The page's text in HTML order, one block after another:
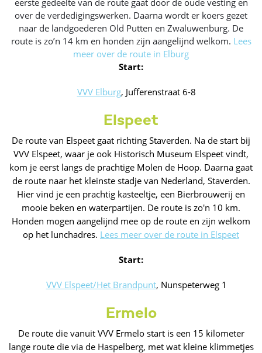
eerste gedeelte van de route gaat door de oude vesting en
over de verdedigingswerken. Daarna wordt er koers gezet
naar de landgoederen Old Putten en Zwaluwenburg. De
route is zo’n 14 km en honden zijn aangelijnd welkom. Lees
meer over de route in Elburg
Start:
VVV Elburg, Jufferenstraat 6-8
Elspeet
De route van Elspeet gaat richting Staverden. Na de start bij
VVV Elspeet, waar je ook Historisch Museum Elspeet vindt,
kom je eerst langs de prachtige Molen de Hoop. Daarna gaat
de route naar het kleinste stadje van Nederland, Staverden.
Hier vind je een prachtig kasteeltje, een Bierbrouwerij en
mooie beken en waterpartijen. De route is zo'n 10 km.
Honden mogen aangelijnd mee op de route en zijn welkom
op het lunchadres. Lees meer over de route in Elspeet
Start:
VVV Elspeet/Het Brandpunt, Nunspeterweg 1
Ermelo
De route die vanuit VVV Ermelo start is een 15 kilometer
lange route die via de Haspelberg, met wat kleine klimmetjes